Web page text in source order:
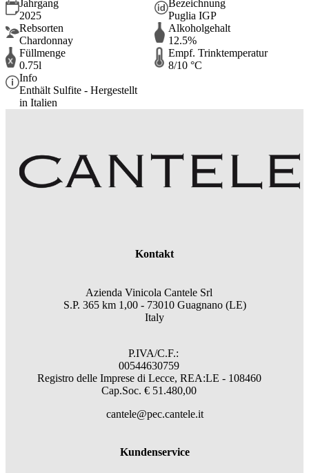
Jahrgang
2025
Bezeichnung
Puglia IGP
Rebsorten
Chardonnay
Alkoholgehalt
12.5%
Füllmenge
0.75l
Empf. Trinktemperatur
8/10 °C
Info
Enthält Sulfite - Hergestellt
in Italien
Kontakt
Azienda Vinicola Cantele Srl
S.P. 365 km 1,00 - 73010 Guagnano (LE)
Italy
P.IVA/C.F.:
00544630759
Registro delle Imprese di Lecce, REA:LE - 108460
Cap.Soc. € 51.480,00
cantele@pec.cantele.it
Kundenservice